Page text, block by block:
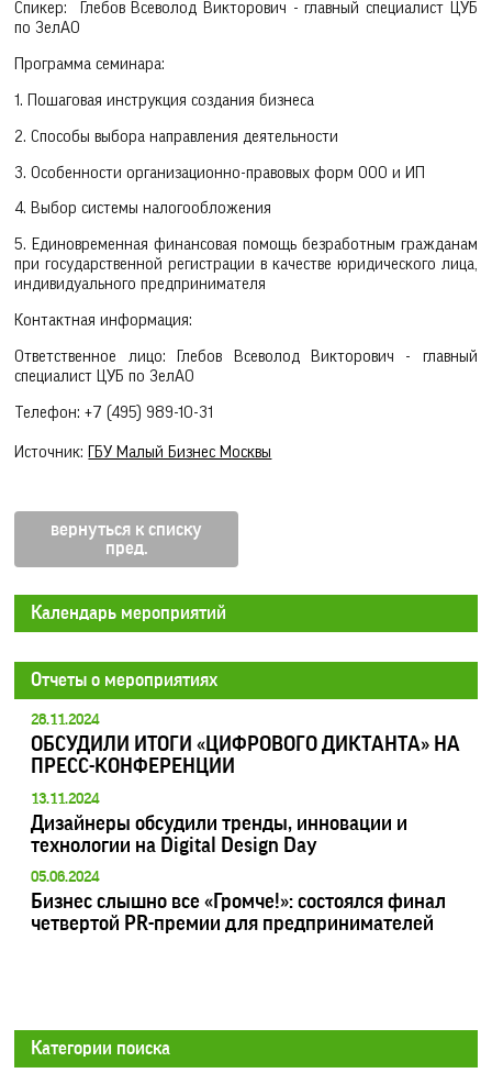
Спикер: Глебов Всеволод Викторович - главный специалист ЦУБ
по ЗелАО
Программа семинара:
1. Пошаговая инструкция создания бизнеса
2. Способы выбора направления деятельности
3. Особенности организационно-правовых форм ООО и ИП
4. Выбор системы налогообложения
5. Единовременная финансовая помощь безработным гражданам
при государственной регистрации в качестве юридического лица,
индивидуального предпринимателя
Контактная информация:
Ответственное лицо: Глебов Всеволод Викторович - главный
специалист ЦУБ по ЗелАО
Телефон: +7 (495) 989-10-31
Источник: ГБУ Малый Бизнес Москвы
вернуться к списку
Календарь мероприятий
Отчеты о мероприятиях
28.11.2024
ОБСУДИЛИ ИТОГИ «ЦИФРОВОГО ДИКТАНТА» НА
ПРЕСС-КОНФЕРЕНЦИИ
13.11.2024
Дизайнеры обсудили тренды, инновации и
технологии на Digital Design Day
05.06.2024
Бизнес слышно все «Громче!»: состоялся финал
четвертой PR-премии для предпринимателей
Категории поиска